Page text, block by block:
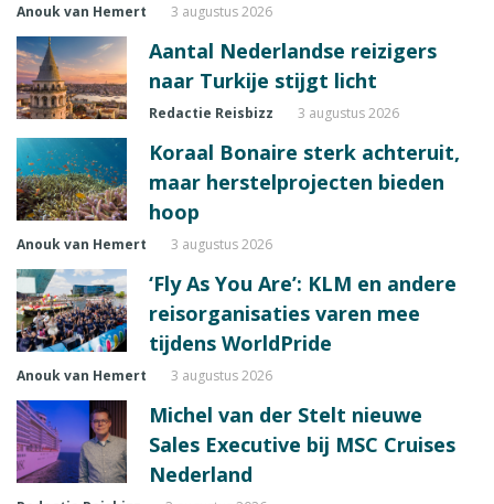
Anouk van Hemert 3 augustus 2026
Aantal Nederlandse reizigers
naar Turkije stijgt licht
Redactie Reisbizz 3 augustus 2026
Koraal Bonaire sterk achteruit,
maar herstelprojecten bieden
hoop
Anouk van Hemert 3 augustus 2026
‘Fly As You Are’: KLM en andere
reisorganisaties varen mee
tijdens WorldPride
Anouk van Hemert 3 augustus 2026
Michel van der Stelt nieuwe
Sales Executive bij MSC Cruises
Nederland